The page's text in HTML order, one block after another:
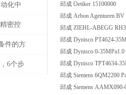
化中
密控
件的方
6个步
邱成 Oetiker 15100000
邱成 Arbon Agenturen
邱成 ZIEHL-ABEGG
邱成 Dynisco PT4624-
邱成 Dynisco 0-
邱成 Dynisco TPT4634-
邱成 Siemens 6QM2200
邱成 Siemens AAMX090-